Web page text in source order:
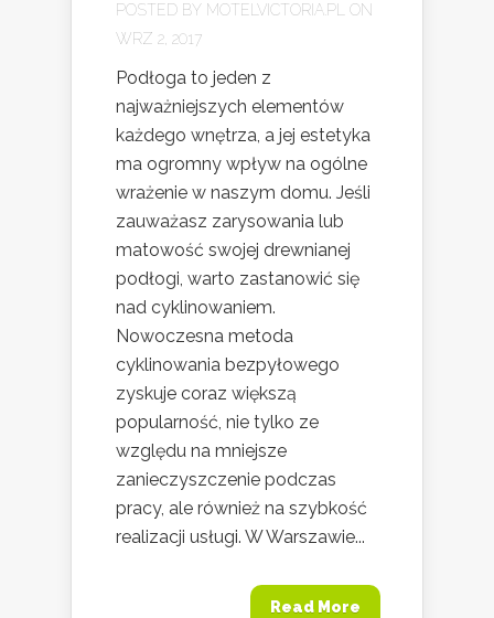
POSTED BY MOTELVICTORIA.PL ON
WRZ 2, 2017
Podłoga to jeden z
najważniejszych elementów
każdego wnętrza, a jej estetyka
ma ogromny wpływ na ogólne
wrażenie w naszym domu. Jeśli
zauważasz zarysowania lub
matowość swojej drewnianej
podłogi, warto zastanowić się
nad cyklinowaniem.
Nowoczesna metoda
cyklinowania bezpyłowego
zyskuje coraz większą
popularność, nie tylko ze
względu na mniejsze
zanieczyszczenie podczas
pracy, ale również na szybkość
realizacji usługi. W Warszawie...
Read More